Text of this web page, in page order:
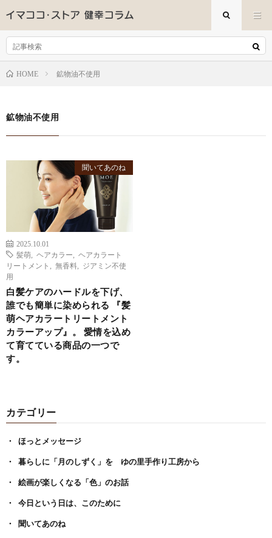
HOME 鉱物油不使用
鉱物油不使用
聞いてあのね
2025.10.01
髪萌
ヘアカラー
ヘアカラート
リートメント
無香料
ジアミン不使
用
白髪ケアのハードルを下げ、
誰でも簡単に染められる 『髪
萌ヘアカラートリートメント
カラーアップ』。 愛情を込め
て育てている商品の一つで
す。
カテゴリー
ほっとメッセージ
暮らしに「月のしずく」を ゆの里手作り工房から
絵画が楽しくなる「色」のお話
今日という日は、このために
聞いてあのね